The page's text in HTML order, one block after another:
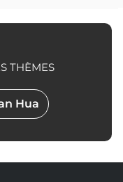
Hua
THÈMES